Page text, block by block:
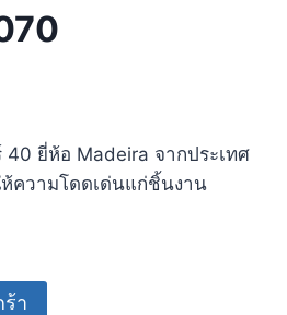
40 ยี่ห้อ Madeira จากประเทศ
ห้ความโดดเด่นแก่ชิ้นงาน
า